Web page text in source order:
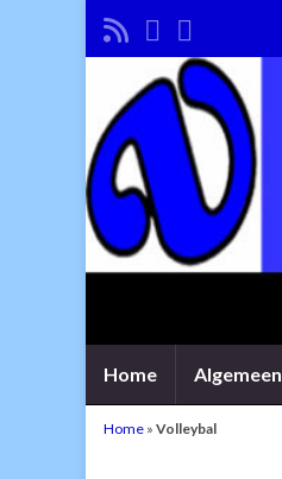
Home Algemeen
Home » Volleybal